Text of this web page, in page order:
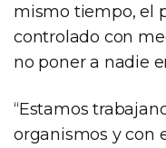
mismo tiempo, el
controlado con
no poner a nadie
“Estamos
organismos y con